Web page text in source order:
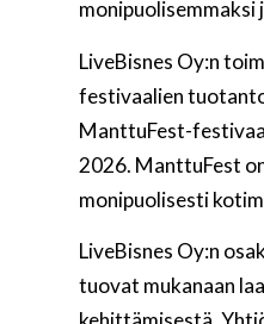
monipuolisemmaksi
LiveBisnes Oy:n
festivaalien
ManttuFest-
2026. ManttuFest
monipuolisesti
LiveBisnes Oy:n
tuovat mukanaan